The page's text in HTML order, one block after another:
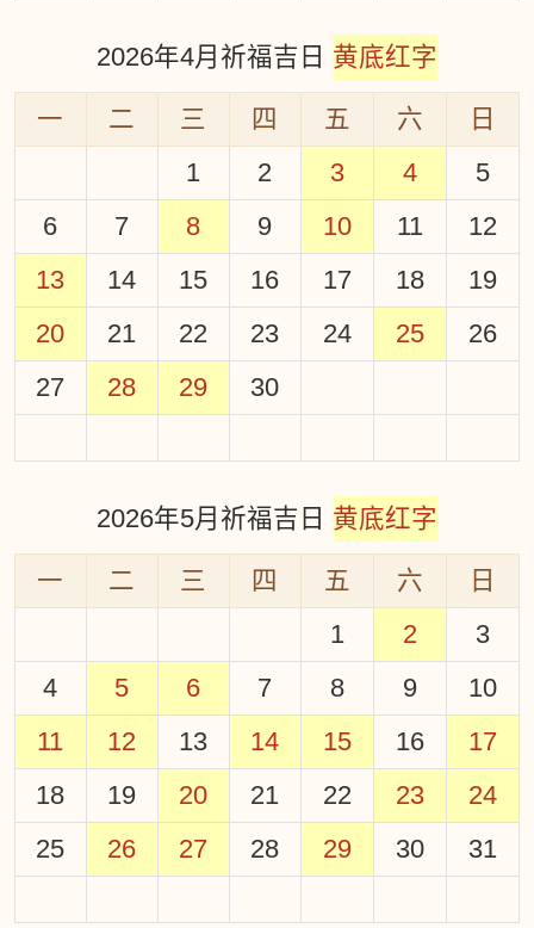
2026年4月祈福吉日 黄底红字
一 二 三 四 五 六
日
1
2 3 4
5
6
7 8 9 10 11
12
13
14 15 16 17 18
19
20
21 22 23 24 25
26
27
28 29 30
2026年5月祈福吉日 黄底红字
一 二 三 四 五 六
日
1
2
3
4
5 6 7 8 9
10
11
12 13 14 15 16
17
18
19 20 21 22 23
24
25
26 27 28 29 30 31